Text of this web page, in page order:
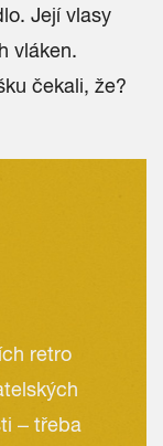
Její vlasy
vláken.
čekali, že?
retro
– třeba